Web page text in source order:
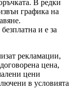
В редки
графика на
и е за
рекламации,
цена,
цени
в условията